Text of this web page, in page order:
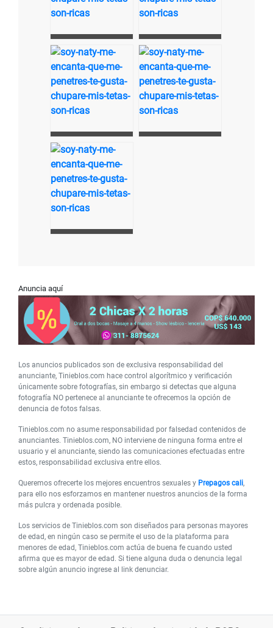
Anuncia aquí
Los anuncios publicados son de exclusiva responsabilidad del
anunciante, Tinieblos.com hace control algorítmico y verificación
únicamente sobre fotografías, sin embargo si detectas que alguna
fotografía NO pertenece al anunciante te ofrecemos la opción de
denuncia de fotos falsas.
Tinieblos.com no asume responsabilidad por falsedad contenidos de
anunciantes. Tinieblos.com, NO interviene de ninguna forma entre el
usuario y el anunciante, siendo las comunicaciones efectuadas entre
estos, responsabilidad exclusiva entre ellos.
Queremos ofrecerte los mejores encuentros sexuales y Prepagos cali,
para ello nos esforzamos en mantener nuestros anuncios de la forma
más pulcra y ordenada posible.
Los servicios de Tinieblos.com son diseñados para personas mayores
de edad, en ningún caso se permite el uso de la plataforma para
menores de edad, Tinieblos.com actúa de buena fe cuando usted
afirma que es mayor de edad. Si tiene alguna duda o denuncia legal
sobre algún anuncio ingrese al link denunciar.